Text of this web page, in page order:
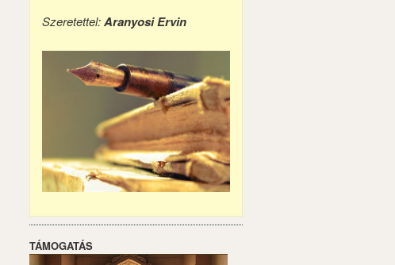
Szeretettel:Aranyosi Ervin
TÁMOGATÁS